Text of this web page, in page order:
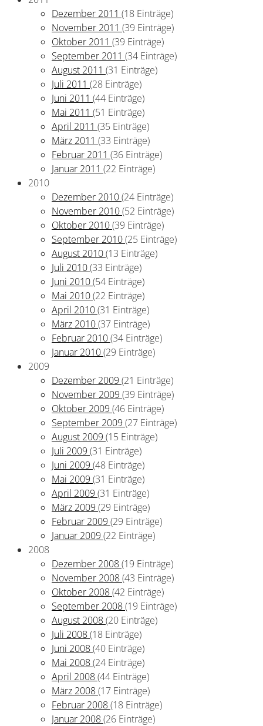
Dezember 2011 (18 Einträge)
November 2011 (39 Einträge)
Oktober 2011 (39 Einträge)
September 2011 (34 Einträge)
August 2011 (31 Einträge)
Juli 2011 (28 Einträge)
Juni 2011 (44 Einträge)
Mai 2011 (51 Einträge)
April 2011 (35 Einträge)
März 2011 (33 Einträge)
Februar 2011 (36 Einträge)
Januar 2011 (22 Einträge)
2010
Dezember 2010(24 Einträge)
November 2010(52 Einträge)
Oktober 2010(39 Einträge)
September 2010(25 Einträge)
August 2010(13 Einträge)
Juli 2010(33 Einträge)
Juni 2010(54 Einträge)
Mai 2010(22 Einträge)
April 2010(31 Einträge)
März 2010(37 Einträge)
Februar 2010(34 Einträge)
Januar 2010(29 Einträge)
2009
Dezember 2009 (21 Einträge)
November 2009 (39 Einträge)
Oktober 2009 (46 Einträge)
September 2009 (27 Einträge)
August 2009 (15 Einträge)
Juli 2009 (31 Einträge)
Juni 2009 (48 Einträge)
Mai 2009 (31 Einträge)
April 2009 (31 Einträge)
März 2009 (29 Einträge)
Februar 2009 (29 Einträge)
Januar 2009 (22 Einträge)
2008
Dezember 2008(19 Einträge)
November 2008(43 Einträge)
Oktober 2008(42 Einträge)
September 2008(19 Einträge)
August 2008(20 Einträge)
Juli 2008(18 Einträge)
Juni 2008(40 Einträge)
Mai 2008(24 Einträge)
April 2008(44 Einträge)
März 2008(17 Einträge)
Februar 2008(18 Einträge)
Januar 2008(26 Einträge)